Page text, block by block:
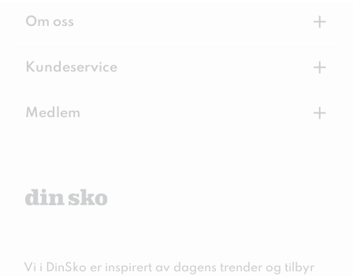
Om oss +
Kundeservice +
Medlem +
Vi i DinSko er inspirert av dagens trender og tilbyr